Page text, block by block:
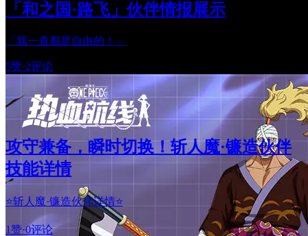
「和之国·路飞」伙伴情报展示
「我一直都是自由的！」
5赞·2评论
攻守兼备，瞬时切换！斩人魔·镰造伙伴
技能详情
⭐斩人魔·镰造伙伴详情⭐
1赞·0评论